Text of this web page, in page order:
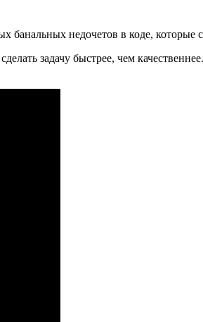
банальных недочетов в коде,
задачу быстрее, чем